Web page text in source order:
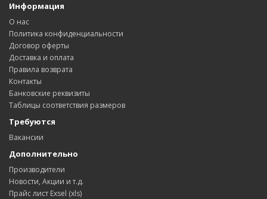
Информация
О нас
Политика конфиденциальности
Договор оферты
Доставка и оплата
Правила возврата
Контакты
Банковские реквизиты
Таблицы соответствия размеров
Требуются
Вакансии
Дополнительно
Производители
Новости, Акции и т.д.
Прайс лист Exsel (xls)